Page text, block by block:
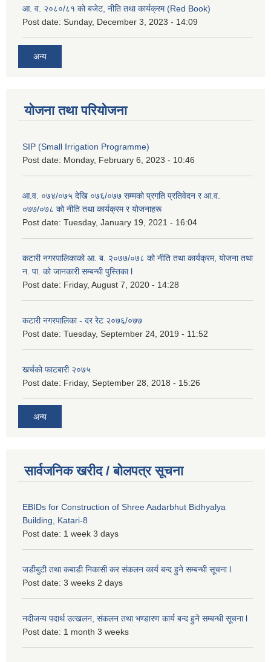
आ. व. २०८०/८१ को बजेट, नीति तथा कार्यक्रम (Red Book)
Post date: Sunday, December 3, 2023 - 14:09
अन्य
योजना तथा परियोजना
SIP (Small Irrigation Programme)
Post date: Monday, February 6, 2023 - 10:46
आ.व. ०७४/०७५ देखि ०७६/०७७ सम्मको प्रगति प्रतिवेदन र आ.व.
०७७/०७८ को नीति तथा कार्यक्रम र योजनाहरू
Post date: Tuesday, January 19, 2021 - 16:04
कटारी नगरपालिकाको आ. ब. २०७७/०७८ को नीति तथा कार्यक्रम, योजना तथा
न. पा. को जानकारी सम्बन्धी पुस्तिका l
Post date: Friday, August 7, 2020 - 14:28
कटारी नगरपालिका - दर रेट २०७६/०७७
Post date: Tuesday, September 24, 2019 - 11:52
खर्चको फाटबारी २०७५
Post date: Friday, September 28, 2018 - 15:26
अन्य
सार्वजनिक खरीद / बोलपत्र सूचना
EBIDs for Construction of Shree Aadarbhut Bidhyalya
Building, Katari-8
Post date: 1 week 3 days
जडीबुटी तथा कबाडी निकासी कर संकलन कार्य बन्द हुने सम्बन्धी सूचना l
Post date: 3 weeks 2 days
नदीजन्य पदार्थ उत्खलन, संकलन तथा भण्डारण कार्य बन्द हुने सम्बन्धी सूचना l
Post date: 1 month 3 weeks